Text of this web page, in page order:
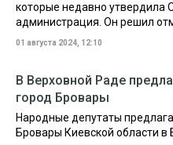
которые недавно утвердила
администрация. Он решил
01 августа 2024, 12:10
В Верховной Раде
город Бровары
Народные депутаты
Бровары Киевской области в